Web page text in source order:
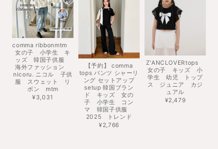
comma ribbonmtm
女の子 小学生 キ
ッズ 韓国子供服
海外ファッション
nicoru. ニコル 子供
服 スウェット リ
ボン mtm
¥3,031
【予約】 comma
tops パンツ シャーリ
ング セットアップ
setup 韓国ブラン
ド キッズ 女の
子 小学生 コン
マ 韓国子供服
2025 トレンド
¥2,766
Z'ANCLOVERtops
女の子 キッズ 小
学生 幼児 トップ
ス ジュニア カジ
ュアル
¥2,479